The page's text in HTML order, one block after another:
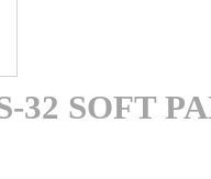
32 SOFT